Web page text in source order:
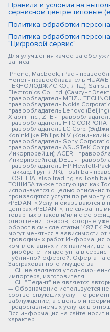
Правила и условия на
сервисном центре типовые
Политика обработки
Политика обработки
"Цифровой сервис"
Для улучшения качества
записан
iPhone, Macbook, iPad -
Honor - правообладатель
ТЕКНОЛОДЖИС КО., ЛТД.);
Electronics Co. Ltd. (Самсунг
правообладатель MEIZU
правообладатель Nokia
правообладатель Lenovo
Xiaomi Inc.; ZTE -
правообладатель HTC
правообладатель LG Corp.
Koninklijke Philips N.V.
правообладатель Sony
правообладатель ASUSTeK
Инкорпорейшн); ACER -
Инкорпорейтед); DELL -
правообладатель HP Hewlett-
Паккард Груп ЛЛК); Toshiba -
TOSHIBA, also trading as
ТОШИБА также торгующая как
используется с целью описания
производятся услуги по ремонту
«PEDANT».Услуги оказываются
центрах «PEDANT», не
товарных знаков и/или с ее
отношении товаров, которые
оборот в смысле статьи 1487 ГК
могут меняться в зависимости
проводимых работ Информация
комплектациях и их наличии,
приобретения доступна в
публичной офертой. Оферта на
Застрахованного имущества
— СЦ не является
импортера, изготовителя.
— СЦ "Педант" не является
— Обозначение используется
соответствующих услуг по
заблуждение, а с целью
предоставляемых услугах в
Вся информация на сайте носит
характер.